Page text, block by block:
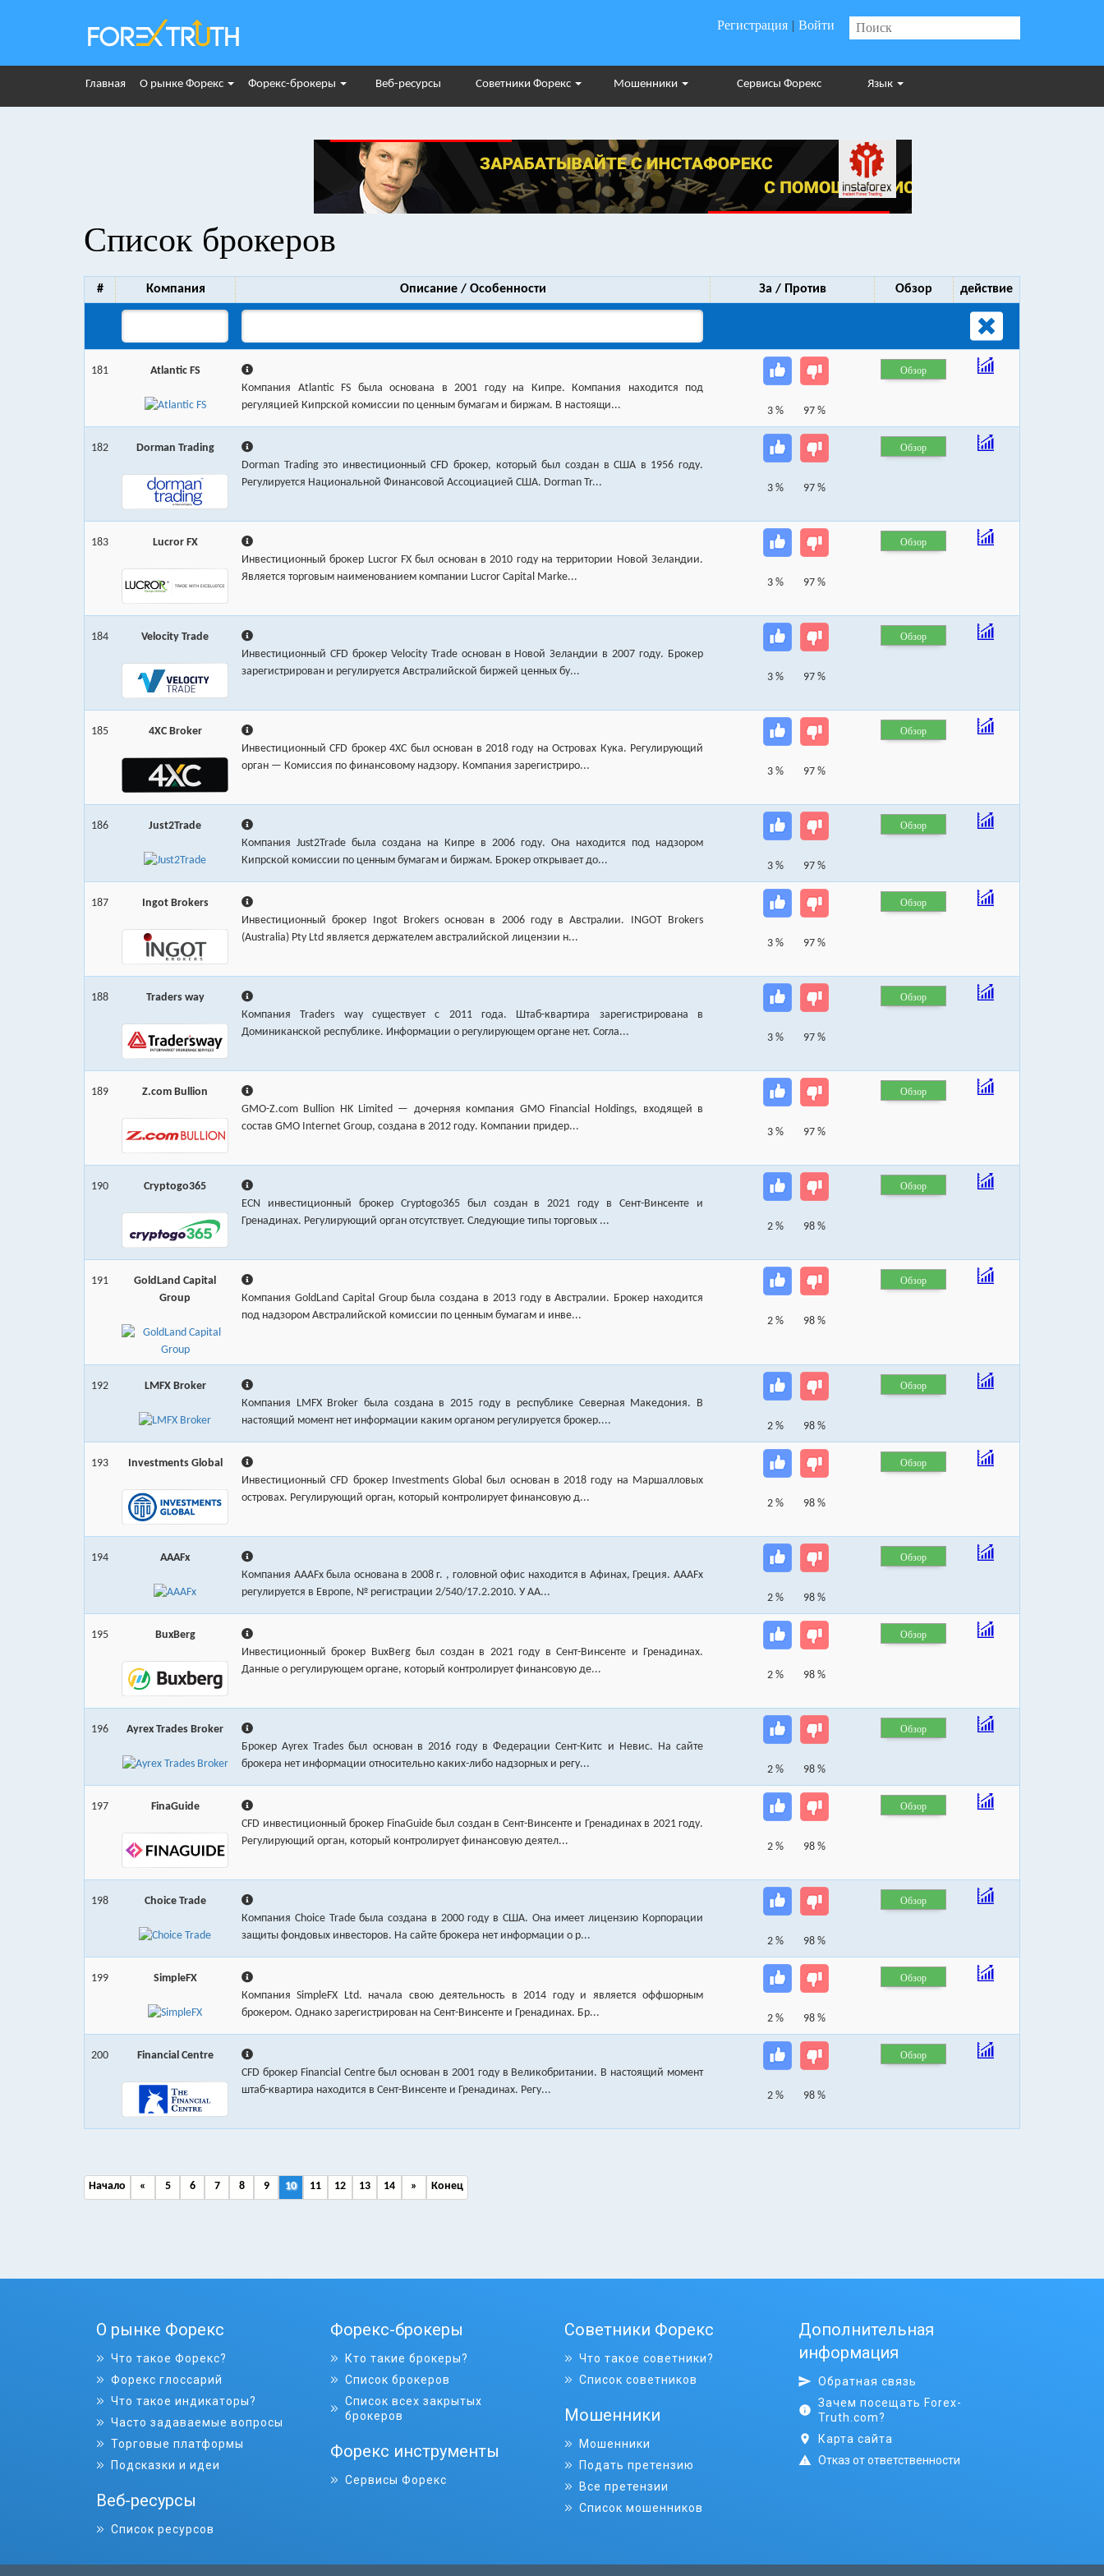
Регистрация | Войти
Главная О рынке Форекс Форекс-брокеры Веб-ресурсы Советники Форекс Мошенники Сервисы Форекс Язык
Список брокеров
# Компания Описание / Особенности За / Против Обзор действие
181
Atlantic FS
Компания Atlantic FS была основана в 2001 году на Кипре. Компания находится под
регуляцией Кипрской комиссии по ценным бумагам и биржам. В настоящи...
3 % 97 %
Обзор
182
Dorman Trading
Dorman Trading это инвестиционный CFD брокер, который был создан в США в 1956 году.
Регулируется Национальной Финансовой Ассоциацией США. Dorman Tr...
3 % 97 %
Обзор
183
Lucror FX
Инвестиционный брокер Lucror FX был основан в 2010 году на территории Новой Зеландии.
Является торговым наименованием компании Lucror Capital Marke...
3 % 97 %
Обзор
184
Velocity Trade
Инвестиционный CFD брокер Velocity Trade основан в Новой Зеландии в 2007 году. Брокер
зарегистрирован и регулируется Австралийской биржей ценных бу...
3 % 97 %
Обзор
185
4XC Broker
Инвестиционный CFD брокер 4XC был основан в 2018 году на Островах Кука. Регулирующий
орган — Комиссия по финансовому надзору. Компания зарегистриро...
3 % 97 %
Обзор
186
Just2Trade
Компания Just2Trade была создана на Кипре в 2006 году. Она находится под надзором
Кипрской комиссии по ценным бумагам и биржам. Брокер открывает до...
3 % 97 %
Обзор
187
Ingot Brokers
Инвестиционный брокер Ingot Brokers основан в 2006 году в Австралии. INGOT Brokers
(Australia) Pty Ltd является держателем австралийской лицензии н...
3 % 97 %
Обзор
188
Traders way
Компания Traders way существует с 2011 года. Штаб-квартира зарегистрирована в
Доминиканской республике. Информации о регулирующем органе нет. Согла...
3 % 97 %
Обзор
189
Z.com Bullion
GMO-Z.com Bullion HK Limited — дочерняя компания GMO Financial Holdings, входящей в
состав GMO Internet Group, создана в 2012 году. Компании придер...
3 % 97 %
Обзор
190
Cryptogo365
ECN инвестиционный брокер Cryptogo365 был создан в 2021 году в Сент-Винсенте и
Гренадинах. Регулирующий орган отсутствует. Следующие типы торговых ...
2 % 98 %
Обзор
191
GoldLand Capital
Group
Компания GoldLand Capital Group была создана в 2013 году в Австралии. Брокер находится
под надзором Австралийской комиссии по ценным бумагам и инве...
2 % 98 %
Обзор
192
LMFX Broker
Компания LMFX Broker была создана в 2015 году в республике Северная Македония. В
настоящий момент нет информации каким органом регулируется брокер....
2 % 98 %
Обзор
193
Investments Global
Инвестиционный CFD брокер Investments Global был основан в 2018 году на Маршалловых
островах. Регулирующий орган, который контролирует финансовую д...
2 % 98 %
Обзор
194
AAAFx
Компания AAAFx была основана в 2008 г. , головной офис находится в Афинах, Греция. AAAFx
регулируется в Европе, № регистрации 2/540/17.2.2010. У AA...
2 % 98 %
Обзор
195
BuxBerg
Инвестиционный брокер BuxBerg был создан в 2021 году в Сент-Винсенте и Гренадинах.
Данные о регулирующем органе, который контролирует финансовую де...
2 % 98 %
Обзор
196
Ayrex Trades Broker
Брокер Ayrex Trades был основан в 2016 году в Федерации Сент-Китс и Невис. На сайте
брокера нет информации относительно каких-либо надзорных и регу...
2 % 98 %
Обзор
197
FinaGuide
CFD инвестиционный брокер FinaGuide был создан в Сент-Винсенте и Гренадинах в 2021 году.
Регулирующий орган, который контролирует финансовую деятел...
2 % 98 %
Обзор
198
Choice Trade
Компания Choice Trade была создана в 2000 году в США. Она имеет лицензию Корпорации
защиты фондовых инвесторов. На сайте брокера нет информации о р...
2 % 98 %
Обзор
199
SimpleFX
Компания SimpleFX Ltd. начала свою деятельность в 2014 году и является оффшорным
брокером. Однако зарегистрирован на Сент-Винсенте и Гренадинах. Бр...
2 % 98 %
Обзор
200
Financial Centre
CFD брокер Financial Centre был основан в 2001 году в Великобритании. В настоящий момент
штаб-квартира находится в Сент-Винсенте и Гренадинах. Регу...
2 % 98 %
Обзор
Начало « 5 6 7 8 9 10 11 12 13 14 » Конец
О рынке Форекс
Что такое Форекс?
Форекс глоссарий
Что такое индикаторы?
Часто задаваемые вопросы
Торговые платформы
Подсказки и идеи
Веб-ресурсы
Список ресурсов
Форекс-брокеры
Кто такие брокеры?
Список брокеров
Список всех закрытых
брокеров
Форекс инструменты
Сервисы Форекс
Советники Форекс
Что такое советники?
Список советников
Мошенники
Мошенники
Подать претензию
Все претензии
Список мошенников
Дополнительная
информация
Обратная связь
Зачем посещать Forex-
Truth.com?
Карта сайта
Отказ от ответственности